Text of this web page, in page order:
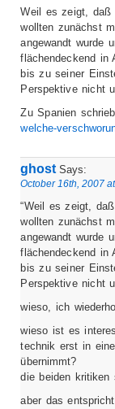
Weil es zeigt, daß
wollten zunächst
angewandt wurde
flächendeckend in
bis zu seiner
Perspektive nicht
Zu Spanien
welche-
ghostSays:
October 16th, 2007
“Weil es zeigt,
wollten zunächst
angewandt wurde
flächendeckend in
bis zu seiner
Perspektive nicht
wieso, ich
wieso ist es
technik erst in
übernimmt?
die beiden kritiken
aber das